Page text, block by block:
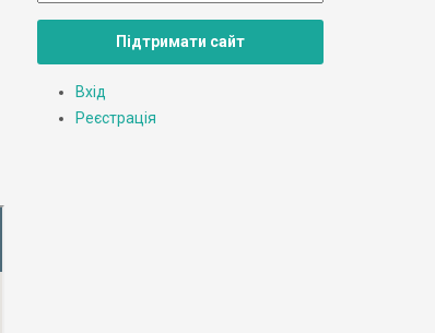
Підтримати сайт
Вхід
Реєстрація